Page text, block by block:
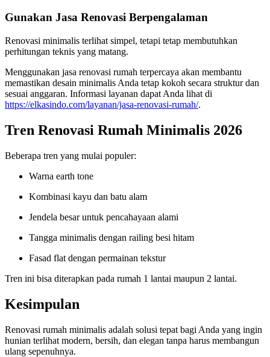
Gunakan Jasa Renovasi Berpengalaman
Renovasi minimalis terlihat simpel, tetapi tetap membutuhkan
perhitungan teknis yang matang.
Menggunakan jasa renovasi rumah terpercaya akan membantu
memastikan desain minimalis Anda tetap kokoh secara struktur dan
sesuai anggaran. Informasi layanan dapat Anda lihat di
https://elkasindo.com/layanan/jasa-renovasi-rumah/.
Tren Renovasi Rumah Minimalis 2026
Beberapa tren yang mulai populer:
Warna earth tone
Kombinasi kayu dan batu alam
Jendela besar untuk pencahayaan alami
Tangga minimalis dengan railing besi hitam
Fasad flat dengan permainan tekstur
Tren ini bisa diterapkan pada rumah 1 lantai maupun 2 lantai.
Kesimpulan
Renovasi rumah minimalis adalah solusi tepat bagi Anda yang ingin
hunian terlihat modern, bersih, dan elegan tanpa harus membangun
ulang sepenuhnya.